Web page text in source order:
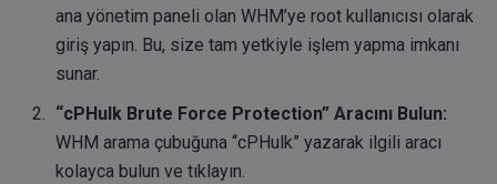
ana yönetim paneli olan WHM’ye root kullanıcısı olarak
giriş yapın. Bu, size tam yetkiyle işlem yapma imkanı
sunar.
“cPHulk Brute Force Protection” Aracını Bulun:
WHM arama çubuğuna “cPHulk” yazarak ilgili aracı
kolayca bulun ve tıklayın.